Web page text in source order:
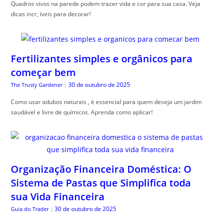
Quadros vivos na parede podem trazer vida e cor para sua casa. Veja
dicas incr, íveis para decorar!
Fertilizantes simples e orgânicos para
começar bem
The Trusty Gardener | 30 de outubro de 2025
Como usar adubos naturais , é essencial para quem deseja um jardim
saudável e livre de químicos. Aprenda como aplicar!
Organização Financeira Doméstica: O
Sistema de Pastas que Simplifica toda
sua Vida Financeira
Guia do Trader | 30 de outubro de 2025